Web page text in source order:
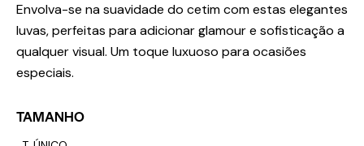
Envolva-se na suavidade do cetim com estas elegantes
luvas, perfeitas para adicionar glamour e sofisticação a
qualquer visual. Um toque luxuoso para ocasiões
especiais.
TAMANHO